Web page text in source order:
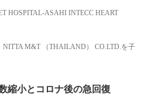
HOSPITAL-ASAHI INTECC HEART
NITTA M&T （THAILAND） CO.LTD.を子
縮小とコロナ後の急回復